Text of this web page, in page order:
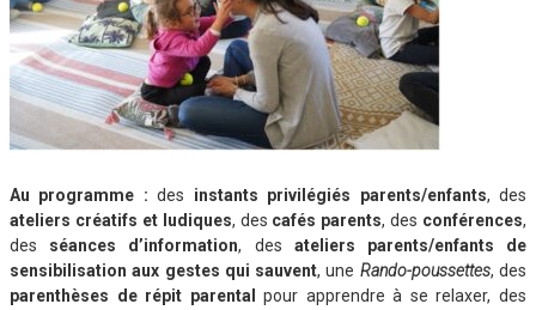
Au programme : des instants privilégiés parents/enfants, des
ateliers créatifs et ludiques, des cafés parents, des conférences,
des séances d’information, des ateliers parents/enfants de
sensibilisation aux gestes qui sauvent, une Rando-poussettes, des
parenthèses de répit parental
pour apprendre à se relaxer, des